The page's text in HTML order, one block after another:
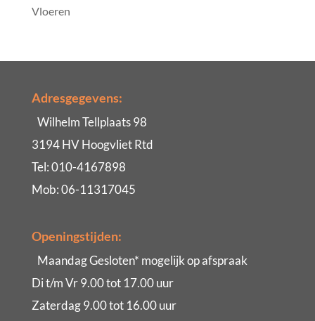
Vloeren
Adresgegevens:
Wilhelm Tellplaats 98
3194 HV Hoogvliet Rtd
Tel: 010-4167898
Mob: 06-11317045
Openingstijden:
Maandag Gesloten* mogelijk op afspraak
Di t/m Vr 9.00 tot 17.00 uur
Zaterdag 9.00 tot 16.00 uur